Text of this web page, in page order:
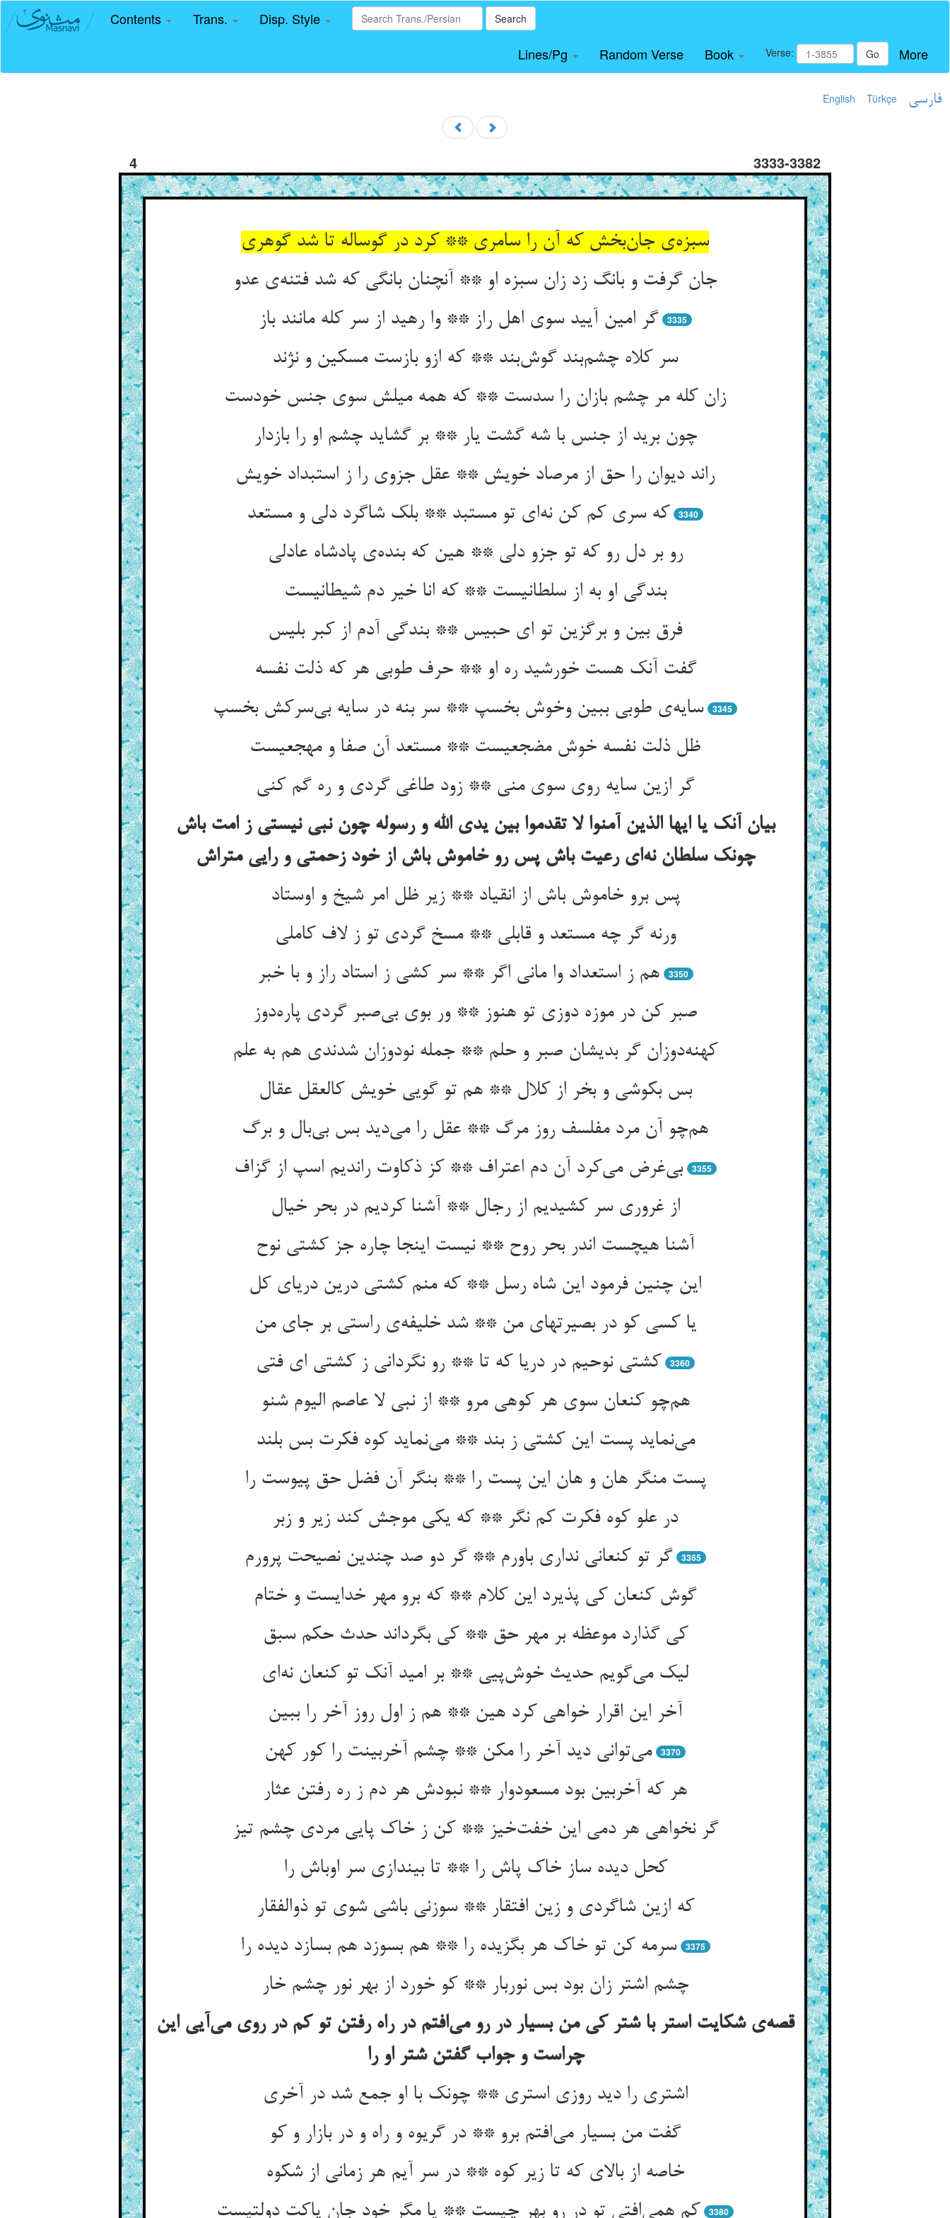
Contents Trans. Disp. Style Search
Lines/Pg Random Verse Book Verse: Go More
English Türkçe فارسی
4 3333-3382
سبزه‌ی جان‌بخش که آن را سامری ** کرد در گوساله تا شد گوهری
جان گرفت و بانگ زد زان سبزه او ** آنچنان بانگی که شد فتنه‌ی عدو
گر امین آیید سوی اهل راز ** وا رهید از سر کله مانند باز
3335
سر کلاه چشم‌بند گوش‌بند ** که ازو بازست مسکین و نژند
زان کله مر چشم بازان را سدست ** که همه میلش سوی جنس خودست
چون برید از جنس با شه گشت یار ** بر گشاید چشم او را بازدار
راند دیوان را حق از مرصاد خویش ** عقل جزوی را ز استبداد خویش
که سری کم کن نه‌ای تو مستبد ** بلک شاگرد دلی و مستعد
3340
رو بر دل رو که تو جزو دلی ** هین که بنده‌ی پادشاه عادلی
بندگی او به از سلطانیست ** که انا خیر دم شیطانیست
فرق بین و برگزین تو ای حبیس ** بندگی آدم از کبر بلیس
گفت آنک هست خورشید ره او ** حرف طوبی هر که ذلت نفسه
سایه‌ی طوبی ببین وخوش بخسپ ** سر بنه در سایه بی‌سرکش بخسپ
3345
ظل ذلت نفسه خوش مضجعیست ** مستعد آن صفا و مهجعیست
گر ازین سایه روی سوی منی ** زود طاغی گردی و ره گم کنی
بیان آنک یا ایها الذین آمنوا لا تقدموا بین یدی الله و رسوله چون نبی نیستی ز امت باش
چونک سلطان نه‌ای رعیت باش پس رو خاموش باش از خود زحمتی و رایی متراش
پس برو خاموش باش از انقیاد ** زیر ظل امر شیخ و اوستاد
ورنه گر چه مستعد و قابلی ** مسخ گردی تو ز لاف کاملی
هم ز استعداد وا مانی اگر ** سر کشی ز استاد راز و با خبر
3350
صبر کن در موزه دوزی تو هنوز ** ور بوی بی‌صبر گردی پاره‌دوز
کهنه‌دوزان گر بدیشان صبر و حلم ** جمله نودوزان شدندی هم به علم
بس بکوشی و بخر از کلال ** هم تو گویی خویش کالعقل عقال
هم‌چو آن مرد مفلسف روز مرگ ** عقل را می‌دید بس بی‌بال و برگ
بی‌غرض می‌کرد آن دم اعتراف ** کز ذکاوت راندیم اسپ از گزاف
3355
از غروری سر کشیدیم از رجال ** آشنا کردیم در بحر خیال
آشنا هیچست اندر بحر روح ** نیست اینجا چاره جز کشتی نوح
این چنین فرمود این شاه رسل ** که منم کشتی درین دریای کل
یا کسی کو در بصیرتهای من ** شد خلیفه‌ی راستی بر جای من
کشتی نوحیم در دریا که تا ** رو نگردانی ز کشتی ای فتی
3360
هم‌چو کنعان سوی هر کوهی مرو ** از نبی لا عاصم الیوم شنو
می‌نماید پست این کشتی ز بند ** می‌نماید کوه فکرت بس بلند
پست منگر هان و هان این پست را ** بنگر آن فضل حق پیوست را
در علو کوه فکرت کم نگر ** که یکی موجش کند زیر و زبر
گر تو کنعانی نداری باورم ** گر دو صد چندین نصیحت پرورم
3365
گوش کنعان کی پذیرد این کلام ** که برو مهر خدایست و ختام
کی گذارد موعظه بر مهر حق ** کی بگرداند حدث حکم سبق
لیک می‌گویم حدیث خوش‌پیی ** بر امید آنک تو کنعان نه‌ای
آخر این اقرار خواهی کرد هین ** هم ز اول روز آخر را ببین
می‌توانی دید آخر را مکن ** چشم آخربینت را کور کهن
3370
هر که آخربین بود مسعودوار ** نبودش هر دم ز ره رفتن عثار
گر نخواهی هر دمی این خفت‌خیز ** کن ز خاک پایی مردی چشم تیز
کحل دیده ساز خاک پاش را ** تا بیندازی سر اوباش را
که ازین شاگردی و زین افتقار ** سوزنی باشی شوی تو ذوالفقار
سرمه کن تو خاک هر بگزیده را ** هم بسوزد هم بسازد دیده را
3375
چشم اشتر زان بود بس نوربار ** کو خورد از بهر نور چشم خار
قصه‌ی شکایت استر با شتر کی من بسیار در رو می‌افتم در راه رفتن تو کم در روی می‌آیی این
چراست و جواب گفتن شتر او را
اشتری را دید روزی استری ** چونک با او جمع شد در آخری
گفت من بسیار می‌افتم برو ** در گریوه و راه و در بازار و کو
خاصه از بالای که تا زیر کوه ** در سر آیم هر زمانی از شکوه
کم همی‌افتی تو در رو بهر چیست ** یا مگر خود جان پاکت دولتیست
3380